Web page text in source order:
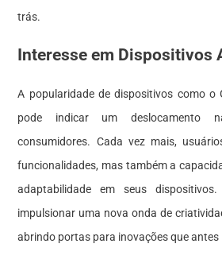
trás.
Interesse em Dispositivos
A popularidade de dispositivos como o
pode indicar um deslocamento
consumidores. Cada vez mais,
funcionalidades, mas também a
adaptabilidade em seus
impulsionar uma nova onda de
abrindo portas para inovações que